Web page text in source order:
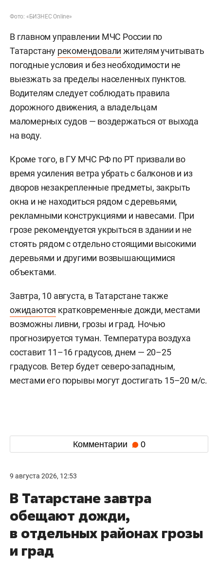
Фото: «БИЗНЕС Online»
В главном управлении МЧС России по
Татарстану рекомендовали жителям учитывать
погодные условия и без необходимости не
выезжать за пределы населенных пунктов.
Водителям следует соблюдать правила
дорожного движения, а владельцам
маломерных судов — воздержаться от выхода
на воду.
Кроме того, в ГУ МЧС РФ по РТ призвали во
время усиления ветра убрать с балконов и из
дворов незакрепленные предметы, закрыть
окна и не находиться рядом с деревьями,
рекламными конструкциями и навесами. При
грозе рекомендуется укрыться в здании и не
стоять рядом с отдельно стоящими высокими
деревьями и другими возвышающимися
объектами.
Завтра, 10 августа, в Татарстане также
ожидаются кратковременные дожди, местами
возможны ливни, грозы и град. Ночью
прогнозируется туман. Температура воздуха
составит 11–16 градусов, днем — 20–25
градусов. Ветер будет северо-западным,
местами его порывы могут достигать 15–20 м/с.
Комментарии 0
9 августа 2026, 12:53
В Татарстане завтра
обещают дожди,
в отдельных районах грозы
и град